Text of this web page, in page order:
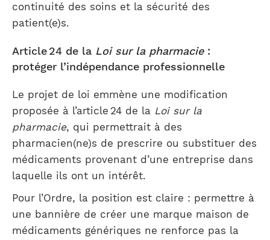
continuité des soins et la sécurité des
patient(e)s.
Article 24 de la Loi sur la pharmacie:
protéger l’indépendance professionnelle
Le projet de loi emmène une modification
proposée à l’article 24 de la Loi sur la
pharmacie, qui permettrait à des
pharmacien(ne)s de prescrire ou substituer des
médicaments provenant d’une entreprise dans
laquelle ils ont un intérêt.
Pour l’Ordre, la position est claire : permettre à
une bannière de créer une marque maison de
médicaments génériques ne renforce pas la